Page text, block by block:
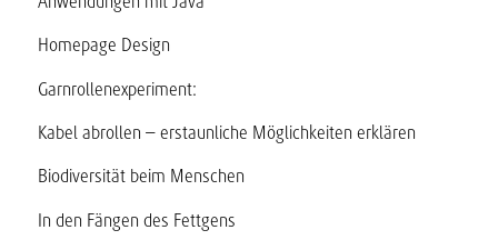
Homepage Design
Garnrollenexperiment:
Kabel abrollen – erstaunliche Möglichkeiten erklären
Biodiversität beim Menschen
In den Fängen des Fettgens